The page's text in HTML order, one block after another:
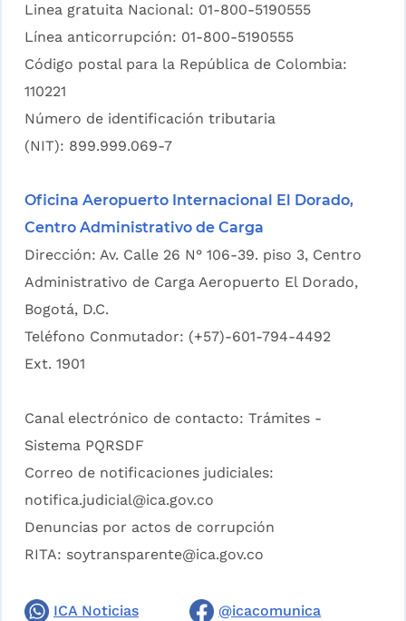
Linea gratuita Nacional: 01-800-5190555
Línea anticorrupción: 01-800-5190555
Código postal para la República de Colombia:
110221
Número de identificación tributaria
(NIT): 899.999.069-7
Oficina Aeropuerto Internacional El Dorado,
Centro Administrativo de Carga
Dirección: Av. Calle 26 N° 106-39. piso 3, Centro
Administrativo de Carga Aeropuerto El Dorado,
Bogotá, D.C.
Teléfono Conmutador: (+57)-601-794-4492
Ext. 1901
Canal electrónico de contacto: Trámites -
Sistema PQRSDF
Correo de notificaciones judiciales:
notifica.judicial@ica.gov.co
Denuncias por actos de corrupción
RITA: soytransparente@ica.gov.co
ICA Noticias @icacomunica